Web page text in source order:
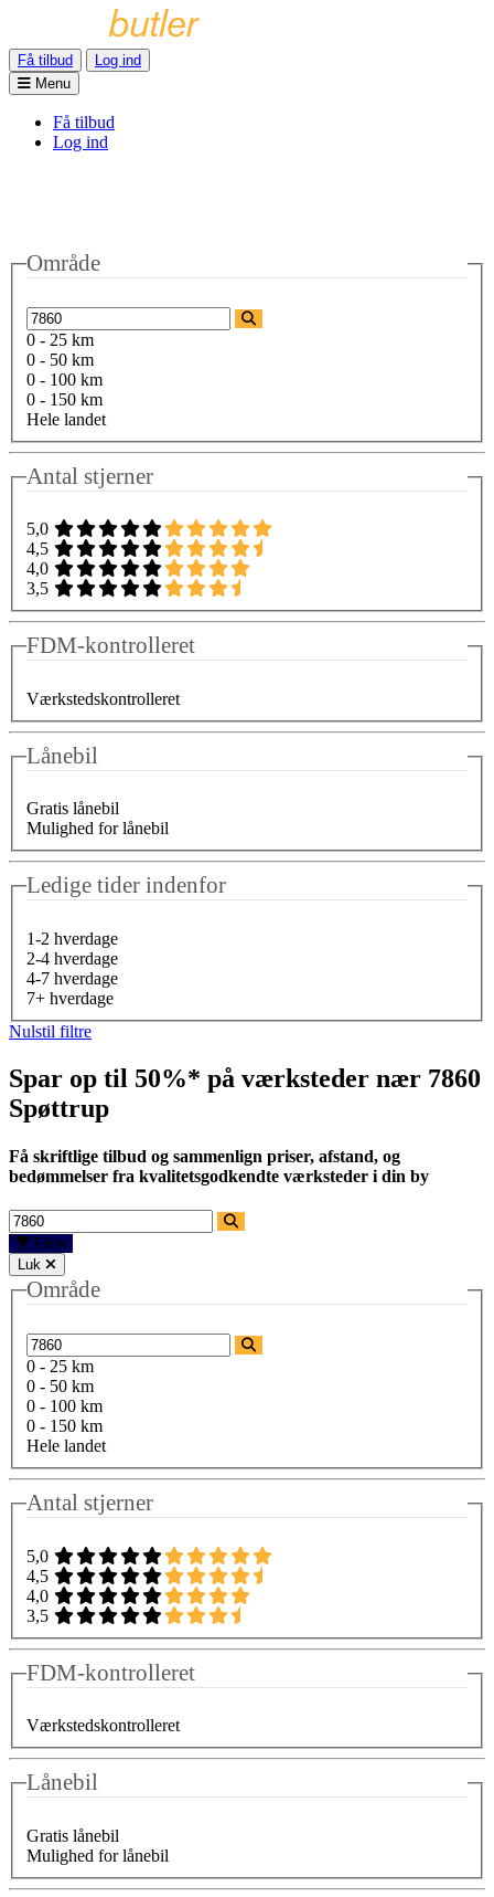
Få tilbud
Log ind
Menu
Få tilbud
Log ind
Område
0 - 25 km
0 - 50 km
0 - 100 km
0 - 150 km
Hele landet
Antal stjerner
5,0
4,5
4,0
3,5
FDM-kontrolleret
Værkstedskontrolleret
Lånebil
Gratis lånebil
Mulighed for lånebil
Ledige tider indenfor
1-2 hverdage
2-4 hverdage
4-7 hverdage
7+ hverdage
Nulstil filtre
Spar op til 50%* på værksteder nær 7860
Spøttrup
Få skriftlige tilbud og sammenlign priser, afstand, og
bedømmelser fra kvalitetsgodkendte værksteder i din by
Filtre
Luk
Område
0 - 25 km
0 - 50 km
0 - 100 km
0 - 150 km
Hele landet
Antal stjerner
5,0
4,5
4,0
3,5
FDM-kontrolleret
Værkstedskontrolleret
Lånebil
Gratis lånebil
Mulighed for lånebil